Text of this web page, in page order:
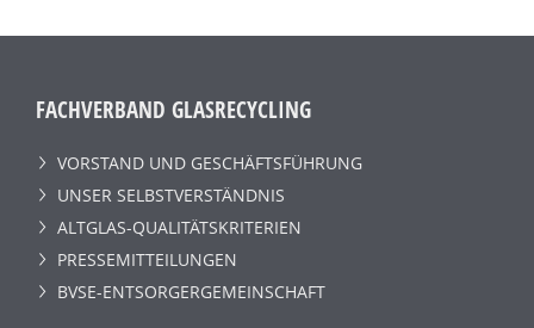
FACHVERBAND GLASRECYCLING
VORSTAND UND GESCHÄFTSFÜHRUNG
UNSER SELBSTVERSTÄNDNIS
ALTGLAS-QUALITÄTSKRITERIEN
PRESSEMITTEILUNGEN
BVSE-ENTSORGERGEMEINSCHAFT